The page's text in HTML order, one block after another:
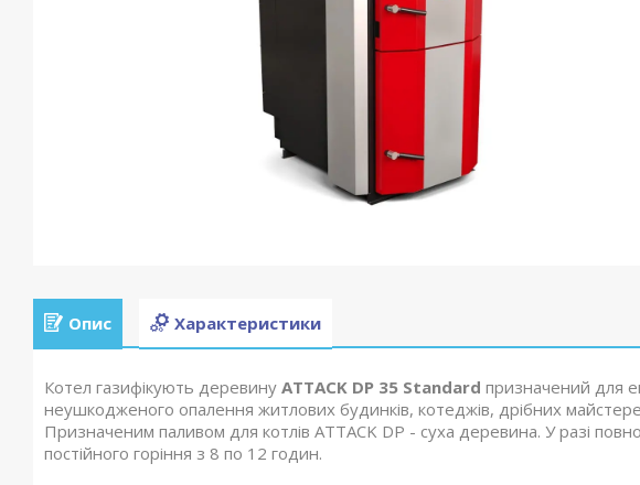
Опис Характеристики
Котел газифікують деревину ATTACK DP 35 Standard призначений для
неушкодженого опалення житлових будинків, котеджів, дрібних
Призначеним паливом для котлів ATTACK DP - суха деревина. У разі
постійного горіння з 8 по 12 годин.